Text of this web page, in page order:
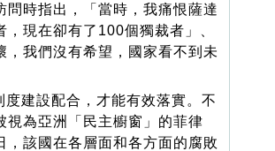
時指出，「當時，我痛恨薩達
現在卻有了100個獨裁者」、
，我們沒有希望，國家看不到未
建設配合，才能有效落實。不
視為亞洲「民主櫥窗」的菲律
該國在各層面和各方面的腐敗